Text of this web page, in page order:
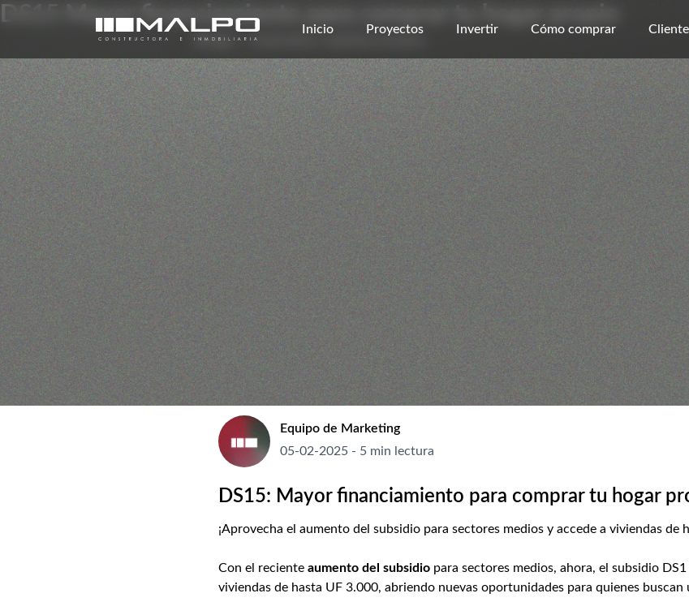
Inicio Proyectos Invertir Cómo comprar
DS15 Mayor financiamiento para comprar tu hogar propio
Blogs / Subsidios habitacionales
Equipo de Marketing
05-02-2025- 5 min lectura
DS15: Mayor financiamiento para comprar tu hogar
¡Aprovecha el aumento del subsidio para sectores medios y accede a viviendas de
Con el reciente aumento del subsidiopara sectores medios, ahora, el subsidio
viviendas de hasta UF 3.000, abriendo nuevas oportunidades para quienes